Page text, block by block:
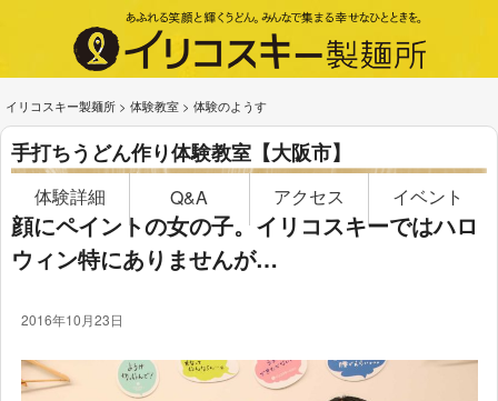
イリコスキー製麺所 > 体験教室 > 体験のようす
手打ちうどん作り体験教室【大阪市】
体験詳細 Q&A アクセス イベント
顔にペイントの女の子。イリコスキーではハロ
ウィン特にありませんが…
2016年10月23日